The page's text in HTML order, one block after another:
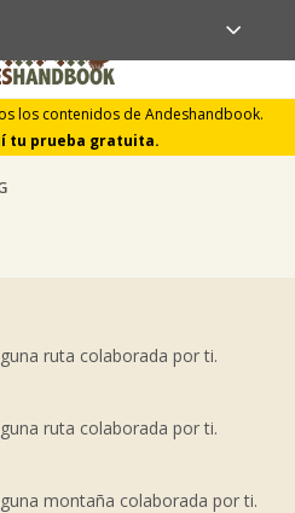
los contenidos de Andeshandbook.
tu prueba gratuita.
ruta colaborada por ti.
ruta colaborada por ti.
montaña colaborada por ti.